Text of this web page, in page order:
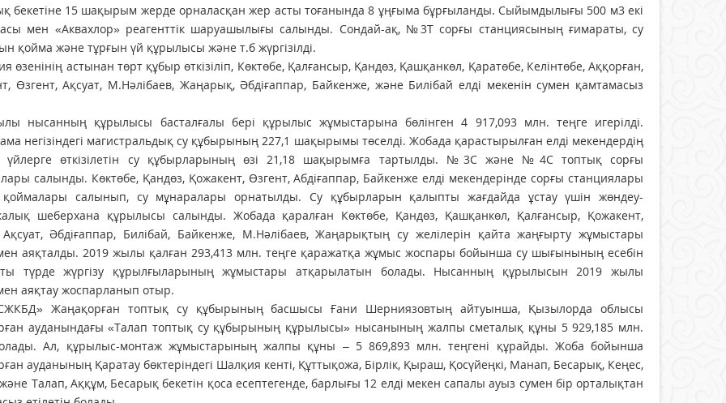
бекетіне 15 шақырым жерде орналасқан жер асты тоғанында 8 ұңғыма бұрғыланды. Сыйымдылығы 500 м3 екі
мен «Аквахлор» реагенттік шаруашылығы салынды. Сондай-ақ, №3Т сорғы станциясының ғимараты, су
қойма және тұрғын үй құрылысы және т.б жүргізілді.
өзенінің астынан төрт құбыр өткізіліп, Көктөбе, Қалғансыр, Қандөз, Қашқанкөл, Қаратөбе, Келінтөбе, Аққорған,
Өзгент, Ақсуат, М.Нәлібаев, Жаңарық, Әбдіғаппар, Байкенже, және Билібай елді мекенін сумен қамтамасыз
нысанның құрылысы басталғалы бері құрылыс жұмыстарына бөлінген 4 917,093 млн. теңге игерілді.
негізіндегі магистральдық су құбырының 227,1 шақырымы төселді. Жобада қарастырылған елді мекендердің
үйлерге өткізілетін су құбырларының өзі 21,18 шақырымға тартылды. №3С және №4С топтық сорғы
салынды. Көктөбе, Қандөз, Қожакент, Өзгент, Абдіғаппар, Байкенже елді мекендерінде сорғы станциялары
салынып, су мұнаралары орнатылды. Су құбырларын қалыпты жағдайда ұстау үшін жөндеу-
шеберхана құрылысы салынды. Жобада қаралған Көктөбе, Қандөз, Қашқанкөл, Қалғансыр, Қожакент,
Ақсуат, Әбдіғаппар, Билібай, Байкенже, М.Нәлібаев, Жаңарықтың су желілерін қайта жаңғырту жұмыстары
аяқталды. 2019 жылы қалған 293,413 млн. теңге қаражатқа жұмыс жоспары бойынша су шығынының есебін
түрде жүргізу құрылғыларының жұмыстары атқарылатын болады. Нысанның құрылысын 2019 жылы
аяқтау жоспарланып отыр.
Жаңақорған топтық су құбырының басшысы Ғани Шерниязовтың айтуынша, Қызылорда облысы
ауданындағы «Талап топтық су құбырының құрылысы» нысанының жалпы сметалық құны 5 929,185 млн.
Ал, құрылыс-монтаж жұмыстарының жалпы құны – 5 869,893 млн. теңгені құрайды. Жоба бойынша
ауданының Қаратау бөктеріндегі Шалқия кенті, Құттықожа, Бірлік, Қыраш, Қосүйеңкі, Манап, Бесарық, Кеңес,
Талап, Аққұм, Бесарық бекетін қоса есептегенде, барлығы 12 елді мекен сапалы ауыз сумен бір орталықтан